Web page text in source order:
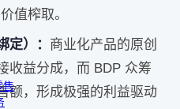
售
值榨取。
定）： 商业化产品的原创
收益分成，而 BDP 众筹
额，形成极强的利益驱动